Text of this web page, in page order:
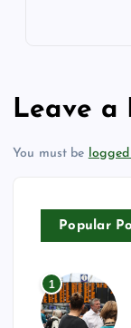
Leave a
You must be
Popular
1